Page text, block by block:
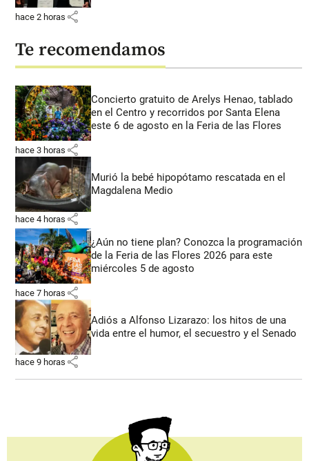
hace 2 horas share
Te recomendamos
Concierto gratuito de Arelys Henao, tablado
en el Centro y recorridos por Santa Elena
este 6 de agosto en la Feria de las Flores
hace 3 horas share
Murió la bebé hipopótamo rescatada en el
Magdalena Medio
hace 4 horas share
¿Aún no tiene plan? Conozca la programación
de la Feria de las Flores 2026 para este
miércoles 5 de agosto
hace 7 horas share
Adiós a Alfonso Lizarazo: los hitos de una
vida entre el humor, el secuestro y el Senado
hace 9 horas share